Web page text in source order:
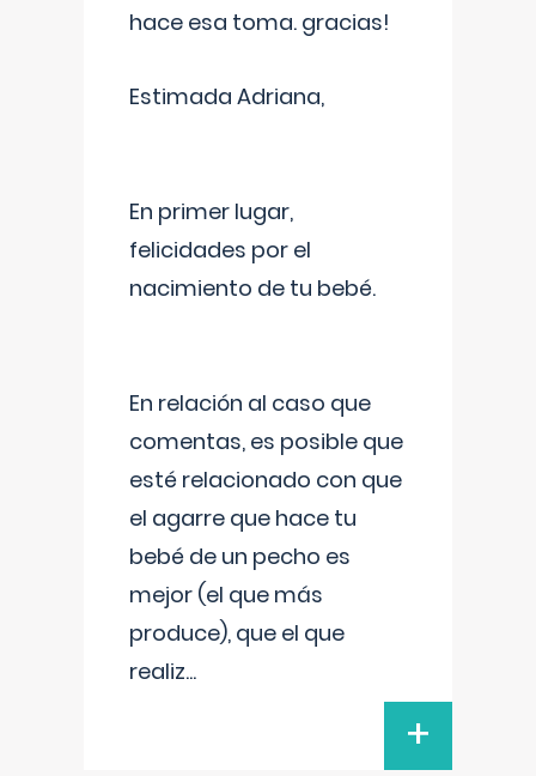
hace esa toma. gracias!
Estimada Adriana,
En primer lugar,
felicidades por el
nacimiento de tu bebé.
En relación al caso que
comentas, es posible que
esté relacionado con que
el agarre que hace tu
bebé de un pecho es
mejor (el que más
produce), que el que
realiz...
+